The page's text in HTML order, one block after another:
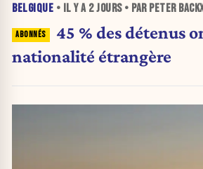
BELGIQUE • IL Y A 2 JOURS• PAR PETER
45 % des détenus
nationalité étrangère